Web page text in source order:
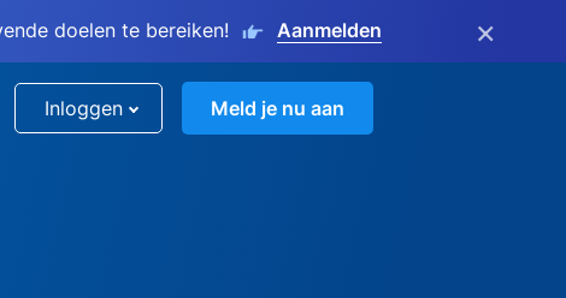
doelen te bereiken! Aanmelden ×
Inloggen Meld je nu aan